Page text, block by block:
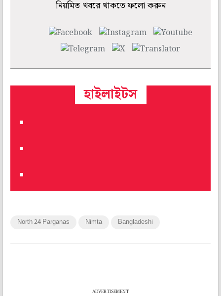
নিয়মিত খবরে থাকতে ফলো করুন
হাইলাইটস
North 24 Parganas Nimta Bangladeshi
ADVERTISEMENT